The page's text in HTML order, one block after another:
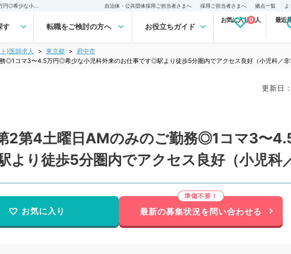
自治体・公共団体採用ご担当者さまへ 採用ご担当者さまへ 拠点一覧
す 転職をご検討の方へ お役立ちガイド
お気に入り求人
0 最近
)医師求人 東京都
府中市
◎1コマ3〜4.5万円◎希少な小児科外来のお仕事です◎駅より徒歩5分圏内でアクセス良好（小児科／非
更新日
第2第4土曜日AMのみのご勤務◎1コマ3〜
り徒歩5分圏内でアクセス良好（小児科
お気に入り 最新の募集状況を問い合わせる